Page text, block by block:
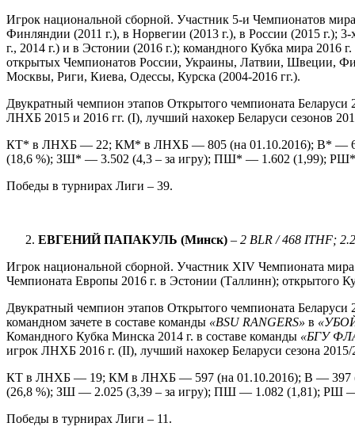
Игрок национальной сборной. Участник 5-и Чемпионатов
Финляндии (2011 г.), в Норвегии (2013 г.), в России (2015 г.);
г., 2014 г.) и в Эстонии (2016 г.); командного Кубка мира 2016
открытых Чемпионатов России, Украины, Латвии, Швеции,
Москвы, Риги, Киева, Одессы, Курска (2004-2016 гг.).
Двукратный чемпион этапов Открытого чемпионата
ЛНХБ 2015 и 2016 гг. (I), лучший нахокер Беларуси сезонов
КТ* в ЛНХБ — 22; КМ* в ЛНХБ — 805 (на 01.10.2016); В* —
(18,6 %); ЗШ* — 3.502 (4,3 – за игру); ПШ* — 1.602 (1,99);
Победы в турнирах Лиги – 39.
ЕВГЕНИЙ ПАПАКУЛЬ (Минск) – 2 BLR / 468 ITHF;
Игрок национальной сборной. Участник XIV Чемпионата
Чемпионата Европы 2016 г. в Эстонии (Таллинн); открытого
Двукратный чемпион этапов Открытого чемпионата Беларуси
командном зачете в составе команды «BSU RANGERS» в
Командного Кубка Минска 2014 г. в составе команды «БГУ
игрок ЛНХБ 2016 г. (II), лучший нахокер Беларуси сезона 2015/
КТ в ЛНХБ — 19; КМ в ЛНХБ — 597 (на 01.10.2016); В — 397
(26,8 %); ЗШ — 2.025 (3,39 – за игру); ПШ — 1.082 (1,81); РШ
Победы в турнирах Лиги – 11.